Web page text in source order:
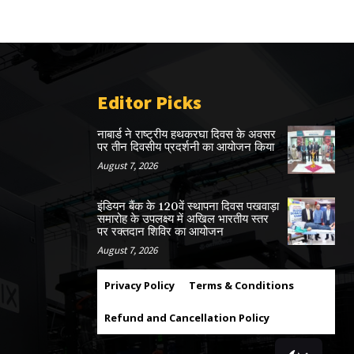
Editor Picks
नाबार्ड ने राष्ट्रीय हथकरघा दिवस के अवसर
पर तीन दिवसीय प्रदर्शनी का आयोजन किया
August 7, 2026
इंडियन बैंक के 120वें स्थापना दिवस पखवाड़ा
समारोह के उपलक्ष्य में अखिल भारतीय स्तर
पर रक्तदान शिविर का आयोजन
August 7, 2026
Privacy Policy Terms & Conditions
Refund and Cancellation Policy